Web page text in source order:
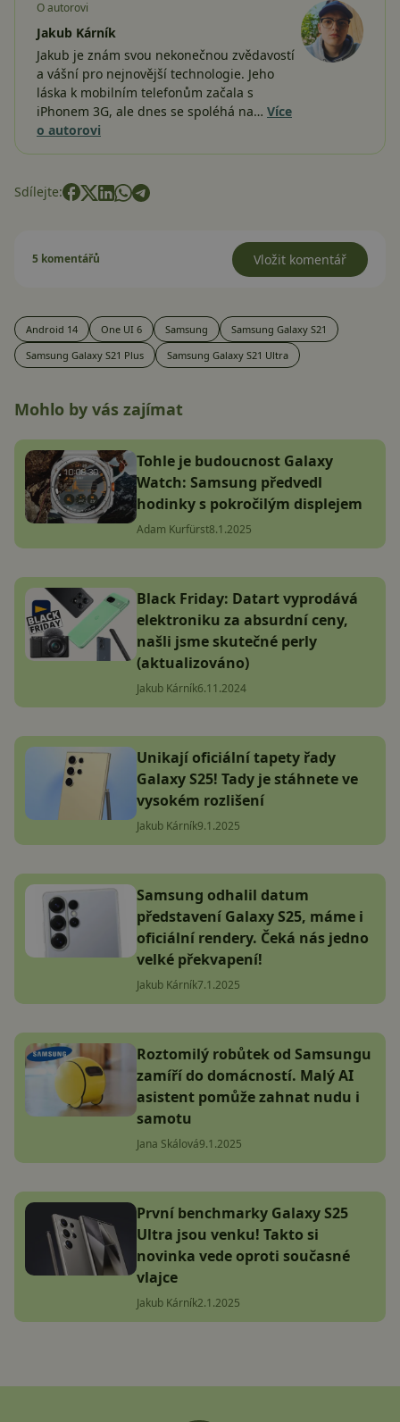
O autorovi
Jakub Kárník
Jakub je znám svou nekonečnou zvědavostí
a vášní pro nejnovější technologie. Jeho
láska k mobilním telefonům začala s
iPhonem 3G, ale dnes se spoléhá na… Více
o autorovi
Sdílejte:
5 komentářů Vložit komentář
Android 14 One UI 6 Samsung
Samsung Galaxy S21
Samsung Galaxy S21 Plus
Samsung Galaxy S21 Ultra
Mohlo by vás zajímat
Tohle je budoucnost Galaxy
Watch: Samsung předvedl
hodinky s pokročilým displejem
Adam Kurfürst8.1.2025
Black Friday: Datart vyprodává
elektroniku za absurdní ceny,
našli jsme skutečné perly
(aktualizováno)
Jakub Kárník6.11.2024
Unikají oficiální tapety řady
Galaxy S25! Tady je stáhnete ve
vysokém rozlišení
Jakub Kárník9.1.2025
Samsung odhalil datum
představení Galaxy S25, máme i
oficiální rendery. Čeká nás jedno
velké překvapení!
Jakub Kárník7.1.2025
Roztomilý robůtek od Samsungu
zamíří do domácností. Malý AI
asistent pomůže zahnat nudu i
samotu
Jana Skálová9.1.2025
První benchmarky Galaxy S25
Ultra jsou venku! Takto si
novinka vede oproti současné
vlajce
Jakub Kárník2.1.2025